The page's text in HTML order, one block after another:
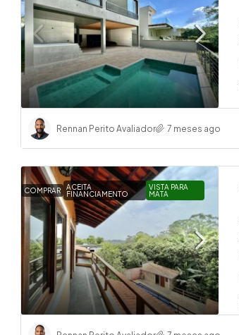
Rennan Perito Avaliador 7 meses ago
COMPRAR
ACEITA
FINANCIAMENTO
VISTA PARA
MATA